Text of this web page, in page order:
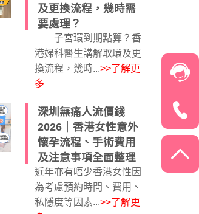
及更換流程，幾時需
要處理？
子宮環到期點算？香
港婦科醫生講解取環及更
換流程，幾時...>>了解更
多
深圳無痛人流價錢
2026｜香港女性意外
懷孕流程、手術費用
及注意事項全面整理
近年亦有唔少香港女性因
為考慮預約時間、費用、
私隱度等因素...>>了解更